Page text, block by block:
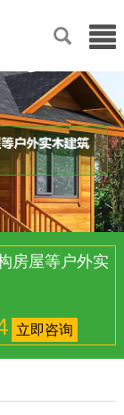
房屋等户外实
立即咨询